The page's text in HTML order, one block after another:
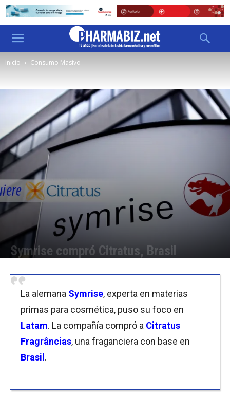
Inicio Consumo Masivo
Symrise compró Citratus, Brasil
La alemana Symrise, experta en materias
primas para cosmética, puso su foco en
Latam. La compañía compró a Citratus
Fragrâncias, una fraganciera con base en
Brasil .